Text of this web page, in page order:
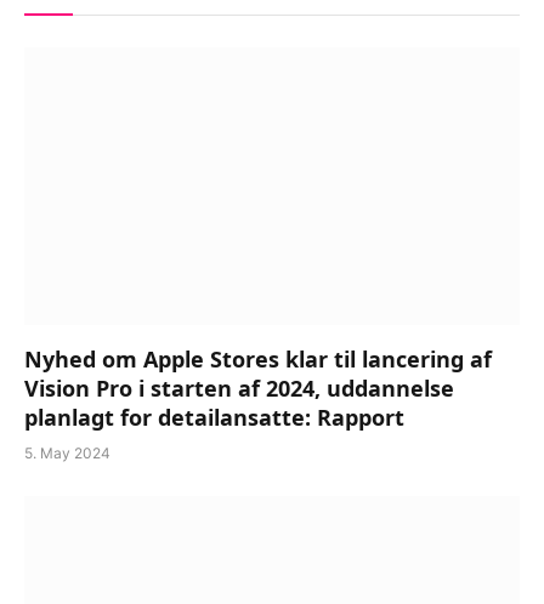
Nyhed om Apple Stores klar til lancering af
Vision Pro i starten af ​​2024, uddannelse
planlagt for detailansatte: Rapport
5. May 2024